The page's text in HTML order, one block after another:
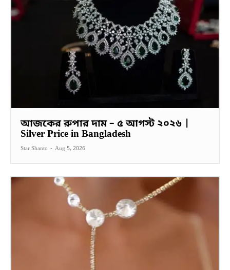
আজকের রুপার দাম – ৫ আগস্ট ২০২৬ |
Silver Price in Bangladesh
Star Shanto - Aug 5, 2026